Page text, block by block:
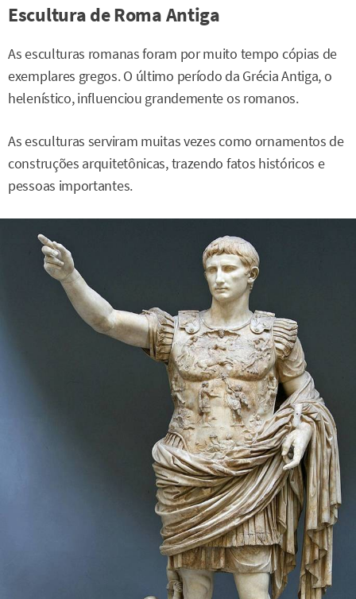
Escultura de Roma Antiga
As esculturas romanas foram por muito tempo cópias de
exemplares gregos. O último período da Grécia Antiga, o
helenístico, influenciou grandemente os romanos.
As esculturas serviram muitas vezes como ornamentos de
construções arquitetônicas, trazendo fatos históricos e
pessoas importantes.